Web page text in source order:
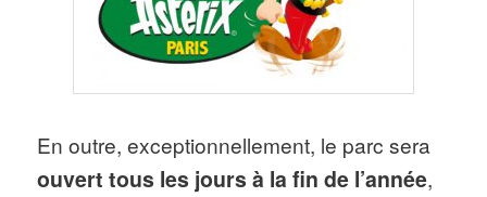
En outre, exceptionnellement, le parc sera
ouvert tous les jours à la fin de l’année,